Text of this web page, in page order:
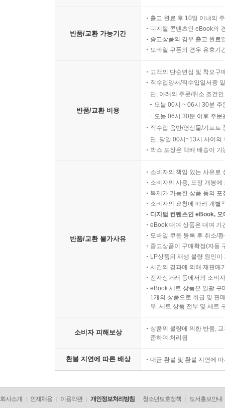
반품/교환 가능기간
출고 완료 후 10일 이내의
디지털 콘텐츠인 eBook의
중고상품의 경우 출고 완료
모바일 쿠폰의 경우 유효기
반품/교환 비용
고객의 단순변심 및 착오구
직수입양서/직수입일서중
단, 아래의 주문/취소 조건
오늘 00시 ~ 06시 30분
오늘 06시 30분 이후 주
직수입 음반/영상물/기프트
단, 당일 00시~13시 사이의
박스 포장은 택배 배송이
반품/교환 불가사유
소비자의 책임 있는 사유로
소비자의 사용, 포장 개봉
복제가 가능한 상품 등의
소비자의 요청에 따라 개별
디지털 컨텐츠인 eBook,
eBook 대여 상품은 대여 기
모바일 쿠폰 등록 후 취소/
중고상품이 구매확정(자동
LP상품의 재생 불량 원인
시간의 경과에 의해 재판매
전자상거래 등에서의 소비
eBook 세트 상품은 일괄 구
1개의 상품으로 취급 및 판
우, 세트 상품 전부 및 세트
소비자 피해보상
상품의 불량에 의한 반품,
준하여 처리됨
환불 지연에 따른 배상 대금 환불 및 환불 지연에
회사소개 인재채용 이용약관 개인정보처리방침 청소년보호정책 도서홍보안내